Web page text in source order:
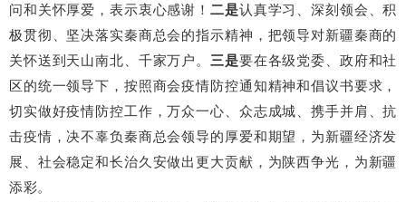
问和关怀厚爱，表示衷心感谢！二是认真学习、深刻领会、积
极贯彻、坚决落实秦商总会的指示精神，把领导对新疆秦商的
关怀送到天山南北、千家万户。三是要在各级党委、政府和社
区的统一领导下，按照商会疫情防控通知精神和倡议书要求，
切实做好疫情防控工作，万众一心、众志成城、携手并肩、抗
击疫情，决不辜负秦商总会领导的厚爱和期望，为新疆经济发
展、社会稳定和长治久安做出更大贡献，为陕西争光，为新疆
添彩。